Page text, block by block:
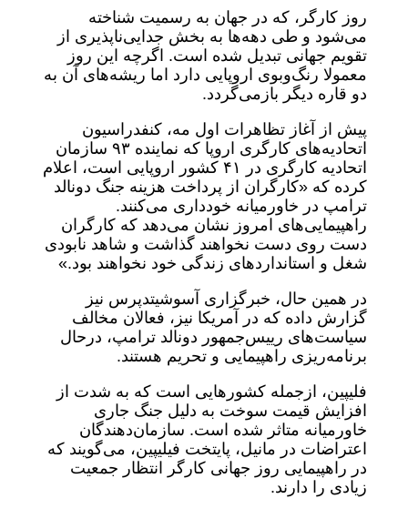
روز کارگر، که در جهان به رسمیت شناخته
می‌شود و طی دهه‌ها به بخش جدایی‌ناپذیری از
تقویم جهانی تبدیل شده است. اگرچه این روز
معمولا رنگ‌وبوی اروپایی دارد اما ریشه‌های آن به
دو قاره دیگر بازمی‌گردد.
پیش از آغاز تظاهرات اول مه، کنفدراسیون
اتحادیه‌های کارگری اروپا که نماینده ۹۳
سازمان
اتحادیه کارگری در ۴۱
کشور اروپایی است، اعلام
کرده که «کارگران از پرداخت هزینه جنگ دونالد
ترامپ در خاورمیانه خودداری می‌کنند.
راهپیمایی‌های امروز نشان می‌دهد که کارگران
دست روی دست نخواهند گذاشت و شاهد نابودی
شغل و استانداردهای زندگی خود نخواهند بود.»
در همین حال، خبرگزاری آسوشیتدپرس نیز
گزارش داده که در آمریکا نیز، فعالان مخالف
سیاست‌های رییس‌جمهور دونالد ترامپ، درحال
برنامه‌ریزی راهپیمایی و تحریم هستند.
فلیپین، ازجمله کشورهایی است که به شدت از
افزایش قیمت‌ سوخت به دلیل جنگ جاری
خاورمیانه متاثر شده است. سازمان‌دهندگان
اعتراضات در مانیل، پایتخت فیلیپین، می‌گویند که
در راهپیمایی روز جهانی کارگر انتظار جمعیت
زیادی را دارند.